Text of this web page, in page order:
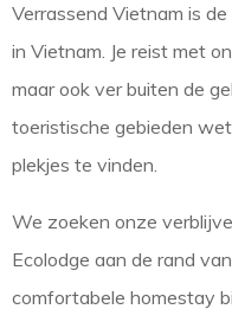
Verrassend Vietnam is
in Vietnam. Je reist met
maar ook ver buiten de
toeristische gebieden
plekjes te vinden.
We zoeken onze
Ecolodge aan de rand
comfortabele homestay